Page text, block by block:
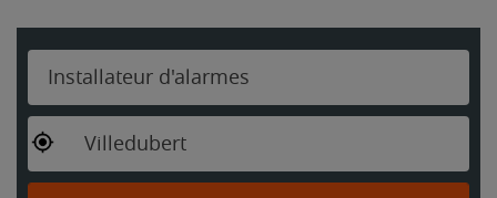
Installateur d'alarmes
Villedubert